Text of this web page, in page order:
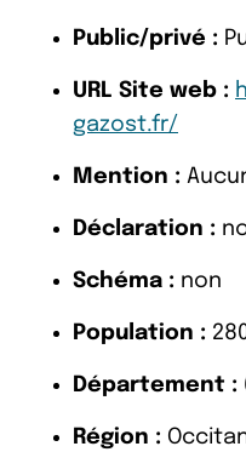
Public/privé :
URL Site web :
gazost.fr/
Mention :
Déclaration :
Schéma : non
Population :
Département :
Région :